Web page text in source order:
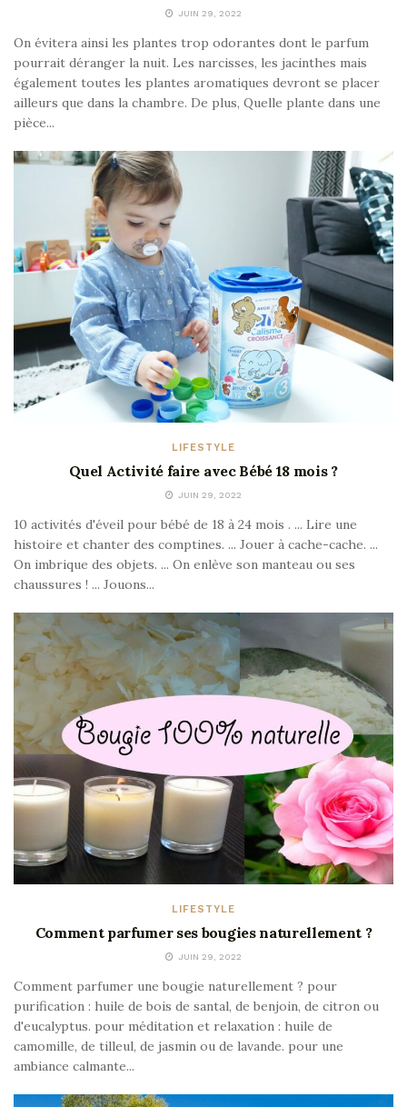
JUIN 29, 2022
On évitera ainsi les plantes trop odorantes dont le parfum
pourrait déranger la nuit. Les narcisses, les jacinthes mais
également toutes les plantes aromatiques devront se placer
ailleurs que dans la chambre. De plus, Quelle plante dans une
pièce...
LIFESTYLE
Quel Activité faire avec Bébé 18 mois ?
JUIN 29, 2022
10 activités d'éveil pour bébé de 18 à 24 mois . ... Lire une
histoire et chanter des comptines. ... Jouer à cache-cache. ...
On imbrique des objets. ... On enlève son manteau ou ses
chaussures ! ... Jouons...
LIFESTYLE
Comment parfumer ses bougies naturellement ?
JUIN 29, 2022
Comment parfumer une bougie naturellement ? pour
purification : huile de bois de santal, de benjoin, de citron ou
d'eucalyptus. pour méditation et relaxation : huile de
camomille, de tilleul, de jasmin ou de lavande. pour une
ambiance calmante...